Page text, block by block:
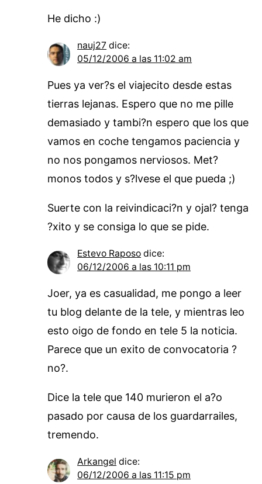
He dicho :)
nauj27 dice:
05/12/2006 a las 11:02 am
Pues ya ver?s el viajecito desde estas
tierras lejanas. Espero que no me pille
demasiado y tambi?n espero que los que
vamos en coche tengamos paciencia y
no nos pongamos nerviosos. Met?
monos todos y s?lvese el que pueda ;)
Suerte con la reivindicaci?n y ojal? tenga
?xito y se consiga lo que se pide.
Estevo Raposo dice:
06/12/2006 a las 10:11 pm
Joer, ya es casualidad, me pongo a leer
tu blog delante de la tele, y mientras leo
esto oigo de fondo en tele 5 la noticia.
Parece que un exito de convocatoria ?
no?.
Dice la tele que 140 murieron el a?o
pasado por causa de los guardarrailes,
tremendo.
Arkangel dice:
06/12/2006 a las 11:15 pm